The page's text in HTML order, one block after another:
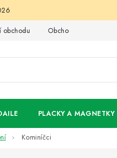
obchodu Obchodní podmínky
PLACKY A MAGNETKY
Kominíčci